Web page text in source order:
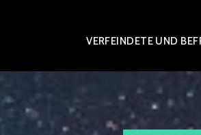
VERFEINDETE UND